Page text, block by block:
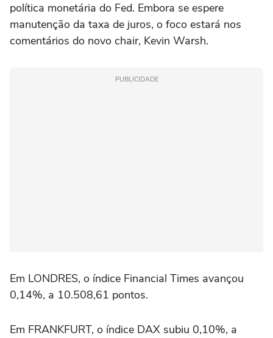
política monetária do Fed. Embora se espere
⁠manutenção da taxa de juros, o foco estará nos
comentários do novo chair, Kevin Warsh.
PUBLICIDADE
Em LONDRES, o índice Financial Times avançou
0,14%, a 10.508,61 pontos.
Em FRANKFURT, o índice DAX subiu 0,10%, a